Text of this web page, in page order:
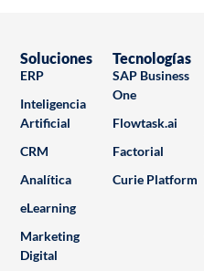
Soluciones
ERP
Inteligencia
Artificial
CRM
Analítica
eLearning
Marketing
Digital
Tecnologías
SAP Business
One
Flowtask.ai
Factorial
Curie Platform